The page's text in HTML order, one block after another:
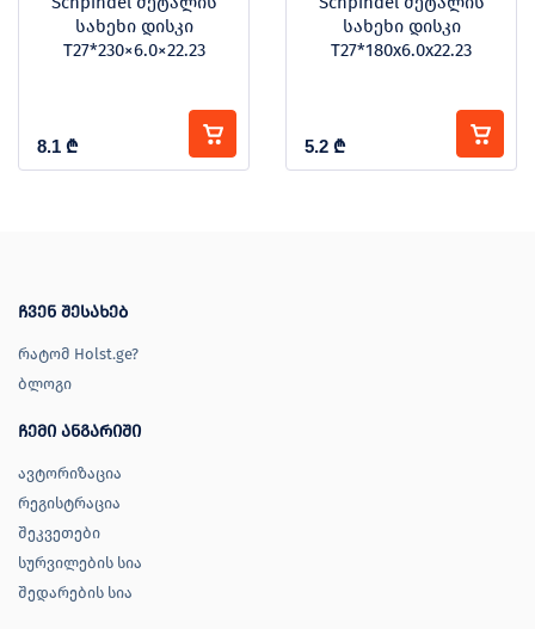
სახეხი დისკი
T27*230×6.0×22.23
8.1 ₾
სახეხი დისკი
T27*180x6.0x22.23
5.2 ₾
ჩვენ შესახებ
რატომ Holst.ge?
ბლოგი
ჩემი ანგარიში
ავტორიზაცია
რეგისტრაცია
შეკვეთები
სურვილების სია
შედარების სია